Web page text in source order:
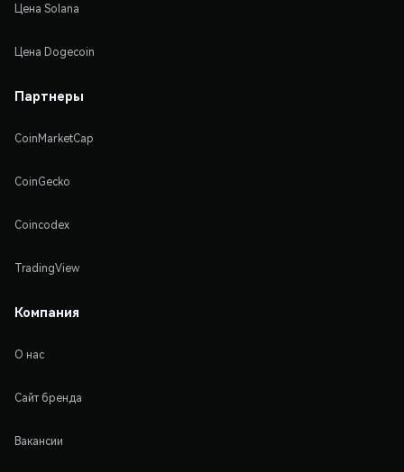
Цена Solana
Цена Dogecoin
Партнеры
CoinMarketCap
CoinGecko
Coincodex
TradingView
Компания
О нас
Сайт бренда
Вакансии